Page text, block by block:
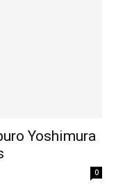
Yoshimura
0